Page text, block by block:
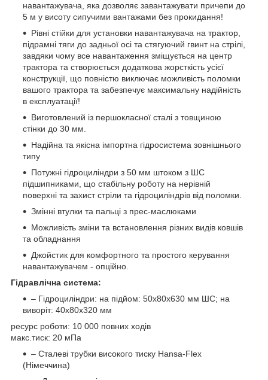
навантажувача, яка дозволяє завантажувати причепи до
5 м у висоту сипучими вантажами без прокидання!
Рівні стійки для установки навантажувача на трактор,
підрамні тяги до задньої осі та стягуючий гвинт на стрілі,
завдяки чому все навантаження зміщується на центр
трактора та створюється додаткова жорсткість усієї
конструкції, що повністю виключає можливість поломки
вашого трактора та забезпечує максимальну надійність
в експлуатації!
Виготовлений із першокласної сталі з товщиною
стінки до 30 мм.
Надійна та якісна імпортна гідросистема зовнішнього
типу
Потужні гідроциліндри з 50 мм штоком з ШС
підшипниками, що стабільну роботу на нерівній
поверхні та захист стріли та гідроциліндрів від поломки.
Змінні втулки та пальці з прес-маслюками
Можливість зміни та встановлення різних видів ковшів
та обладнання
Джойстик для комфортного та простого керування
навантажувачем - опційно.
Гідравлічна система:
– Гідроциліндри: на підйом: 50х80х630 мм ШС; на
виворіт: 40х80х320 мм
ресурс роботи: 10 000 повних ходів
макс.тиск: 20 мПа
– Сталеві трубки високого тиску Hansa-Flex
(Німеччина)